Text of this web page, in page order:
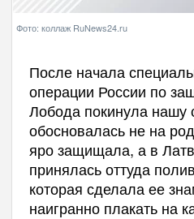
Фото: коллаж RuNews24.ru
После начала
операции России по
Лобода покинула нашу
обосновалась не на
яро защищала, а в
принялась оттуда
которая сделала ее
наигранно плакать на